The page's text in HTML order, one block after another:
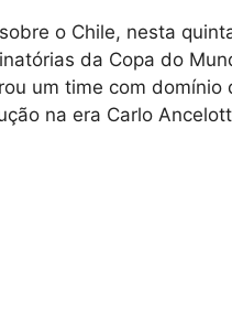
o Chile, nesta
da Copa do
um time com domínio
na era Carlo